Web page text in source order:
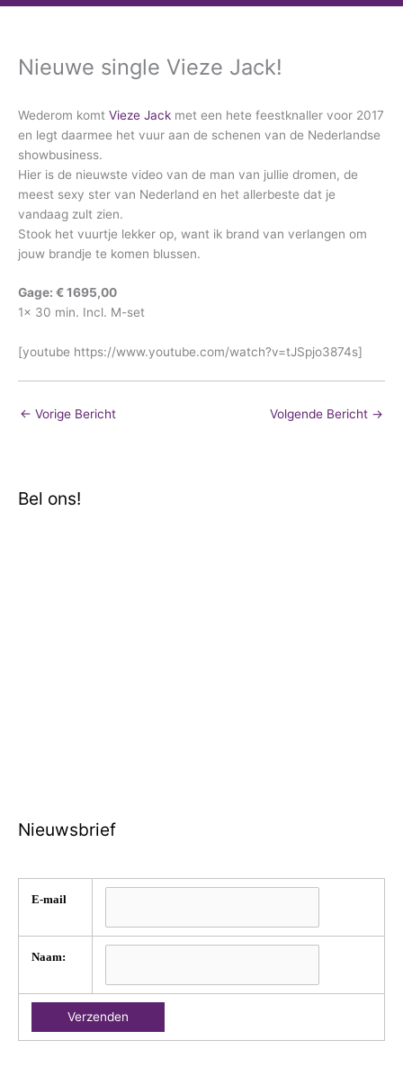
Nieuwe single Vieze Jack!
Wederom komt Vieze Jack met een hete feestknaller voor 2017
en legt daarmee het vuur aan de schenen van de Nederlandse
showbusiness.
Hier is de nieuwste video van de man van jullie dromen, de
meest sexy ster van Nederland en het allerbeste dat je
vandaag zult zien.
Stook het vuurtje lekker op, want ik brand van verlangen om
jouw brandje te komen blussen.
Gage: € 1695,00
1x 30 min. Incl. M-set
[youtube https://www.youtube.com/watch?v=tJSpjo3874s]
← Vorige Bericht Volgende Bericht →
Bel ons!
Nieuwsbrief
E-mail
Naam: